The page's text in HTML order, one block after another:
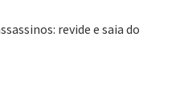
revide e saia do